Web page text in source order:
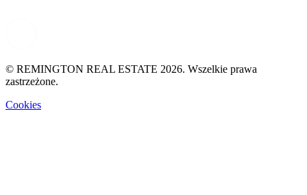
© REMINGTON REAL ESTATE 2026. Wszelkie prawa
zastrzeżone.
Cookies